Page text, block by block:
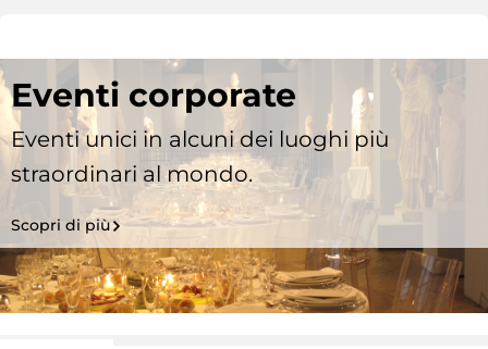
Eventi corporate
Eventi unici in alcuni dei luoghi più
straordinari al mondo.
Scopri di più